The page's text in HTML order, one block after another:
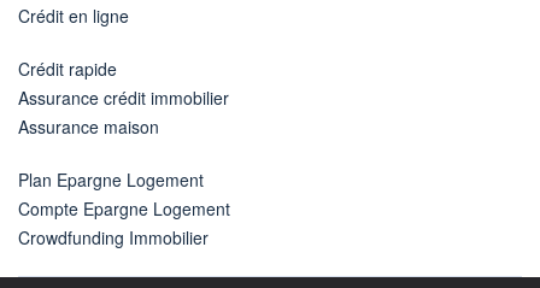
Crédit en ligne
Crédit rapide
Assurance crédit immobilier
Assurance maison
Plan Epargne Logement
Compte Epargne Logement
Crowdfunding Immobilier